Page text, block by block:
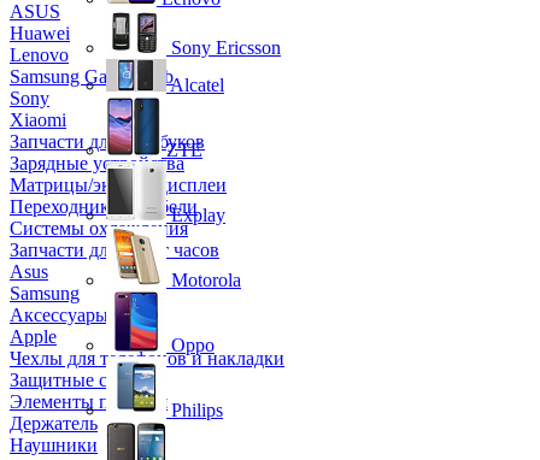
ASUS
Huawei
Lenovo
Samsung Galaxy Tab
Sony
Xiaomi
Запчасти для ноутбуков
Зарядные устройства
Матрицы/экраны/дисплеи
Переходники и кабели
Системы охлаждения
Запчасти для смарт часов
Asus
Samsung
Аксессуары
Apple
Чехлы для телефонов и накладки
Защитные стекла
Элементы питания
Держатель
Наушники
Sony Ericsson
Alcatel
ZTE
Explay
Motorola
Oppo
Philips